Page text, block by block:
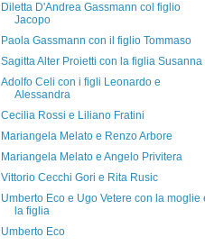
Diletta D'Andrea Gassmann col figlio
Jacopo
Paola Gassmann con il figlio Tommaso
Sagitta Alter Proietti con la figlia Susanna
Adolfo Celi con i figli Leonardo e
Alessandra
Cecilia Rossi e Liliano Fratini
Mariangela Melato e Renzo Arbore
Mariangela Melato e Angelo Privitera
Vittorio Cecchi Gori e Rita Rusic
Umberto Eco e Ugo Vetere con la moglie
la figlia
Umberto Eco